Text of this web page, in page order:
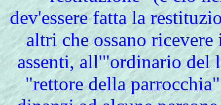
dev'essere fatta la
altri che ossano
assenti, all'"ordinario del
"rettore della